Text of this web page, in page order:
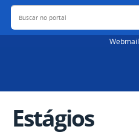
Buscar no portal
Webmail
Estágios